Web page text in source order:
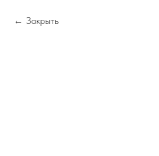
Закрыть